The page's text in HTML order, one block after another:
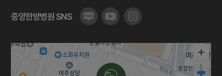
중앙한방병원 SNS